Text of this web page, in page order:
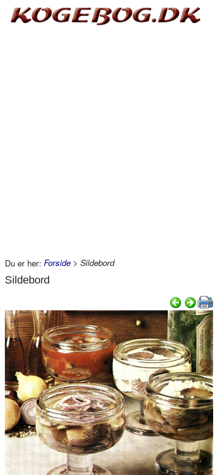
Du er her: Forside > Sildebord
Sildebord